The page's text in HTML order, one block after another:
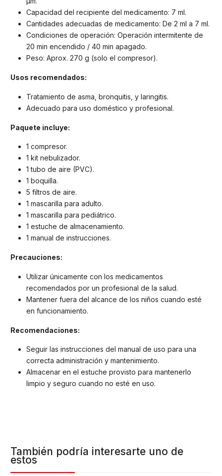
Capacidad del recipiente del medicamento: 7 ml.
Cantidades adecuadas de medicamento: De 2 ml a 7 ml.
Condiciones de operación: Operación intermitente de
20 min encendido / 40 min apagado.
Peso: Aprox. 270 g (solo el compresor).
Usos recomendados:
Tratamiento de asma, bronquitis, y laringitis.
Adecuado para uso doméstico y profesional.
Paquete incluye:
1 compresor.
1 kit nebulizador.
1 tubo de aire (PVC).
1 boquilla.
5 filtros de aire.
1 mascarilla para adulto.
1 mascarilla para pediátrico.
1 estuche de almacenamiento.
1 manual de instrucciones.
Precauciones:
Utilizar únicamente con los medicamentos
recomendados por un profesional de la salud.
Mantener fuera del alcance de los niños cuando esté
en funcionamiento.
Recomendaciones:
Seguir las instrucciones del manual de uso para una
correcta administración y mantenimiento.
Almacenar en el estuche provisto para mantenerlo
limpio y seguro cuando no esté en uso.
También podría interesarte uno de
estos